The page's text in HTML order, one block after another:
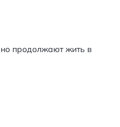
продолжают жить в